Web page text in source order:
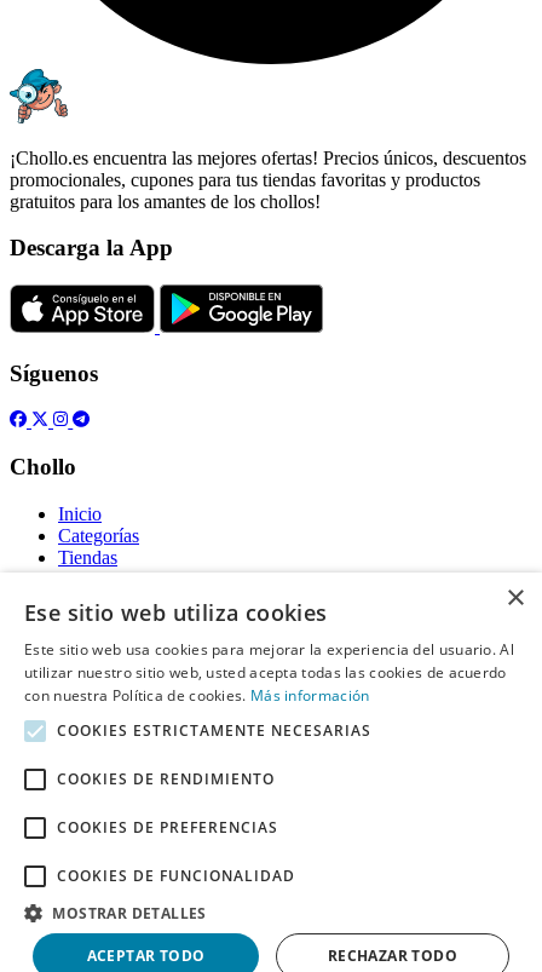
¡Chollo.es encuentra las mejores ofertas! Precios únicos, descuentos
promocionales, cupones para tus tiendas favoritas y productos
gratuitos para los amantes de los chollos!
Descarga la App
Síguenos
Chollo
Inicio
Categorías
Tiendas
Gratis
Acerca de
Sobre nosotros
Contacto
Información legal
Declaración de cookies
Descargo de Responsabilidad
Derechos de autor ©Chollo2026. Todos los derechos quedan
reservados.
×
Ese sitio web utiliza cookies
Este sitio web usa cookies para mejorar la experiencia del usuario. Al
utilizar nuestro sitio web, usted acepta todas las cookies de acuerdo
con nuestra Política de cookies. Más información
COOKIES ESTRICTAMENTE NECESARIAS
COOKIES DE RENDIMIENTO
COOKIES DE PREFERENCIAS
COOKIES DE FUNCIONALIDAD
MOSTRAR DETALLES
ACEPTAR TODO RECHAZAR TODO